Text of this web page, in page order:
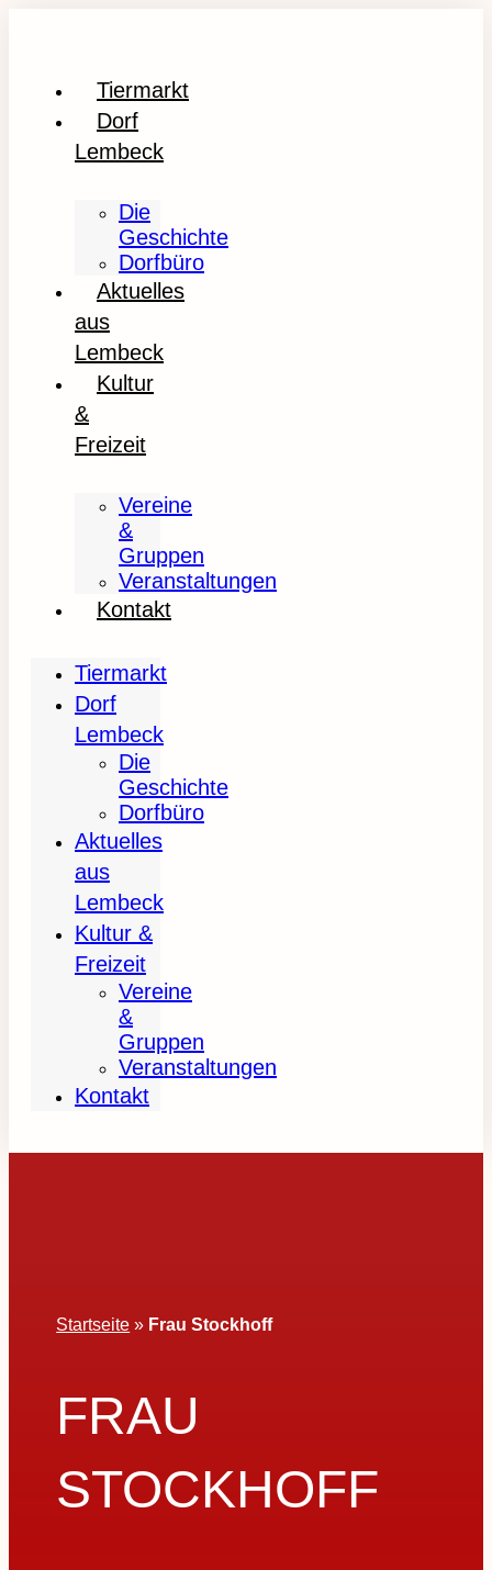
Tiermarkt
Dorf
Lembeck
Die
Geschichte
Dorfbüro
Aktuelles
aus
Lembeck
Kultur
&
Freizeit
Vereine
&
Gruppen
Veranstaltungen
Kontakt
Tiermarkt
Dorf
Lembeck
Die
Geschichte
Dorfbüro
Aktuelles
aus
Lembeck
Kultur &
Freizeit
Vereine
&
Gruppen
Veranstaltungen
Kontakt
Startseite » Frau Stockhoff
FRAU
STOCKHOFF